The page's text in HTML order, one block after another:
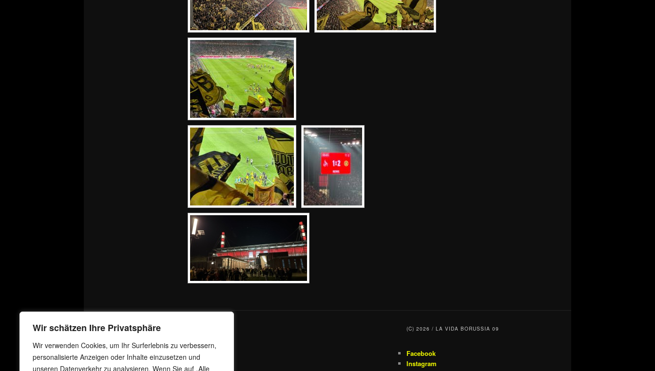
Wir schätzen Ihre Privatsphäre
Wir verwenden Cookies, um Ihr Surferlebnis zu verbessern,
personalisierte Anzeigen oder Inhalte einzusetzen und
unseren Datenverkehr zu analysieren. Wenn Sie auf „Alle
(C) 2026 / LA VIDA BORUSSIA 09
Facebook
Instagram